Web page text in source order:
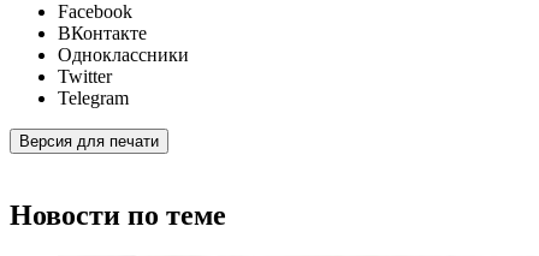
Facebook
ВКонтакте
Одноклассники
Twitter
Telegram
Версия для печати
Новости по теме